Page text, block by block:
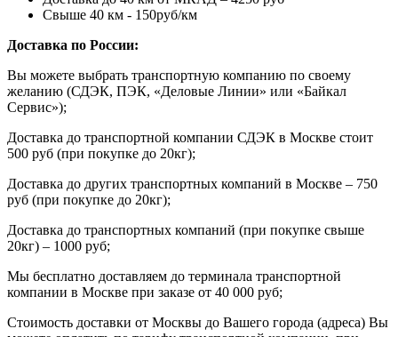
Свыше 40 км - 150руб/км
Доставка по России:
Вы можете выбрать транспортную компанию по своему
желанию (СДЭК, ПЭК, «Деловые Линии» или «Байкал
Сервис»);
Доставка до транспортной компании СДЭК в Москве стоит
500 руб (при покупке до 20кг);
Доставка до других транспортных компаний в Москве – 750
руб (при покупке до 20кг);
Доставка до транспортных компаний (при покупке свыше
20кг) – 1000 руб;
Мы бесплатно доставляем до терминала транспортной
компании в Москве при заказе от 40 000 руб;
Стоимость доставки от Москвы до Вашего города (адреса) Вы